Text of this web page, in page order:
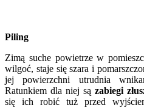
Piling
Zimą suche powietrze w
wilgoć, staje się szara i
jej powierzchni utrudnia
Ratunkiem dla niej są zabiegi
się ich robić tuż przed